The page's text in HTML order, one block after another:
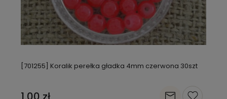
[701255] Koralik perełka gładka 4mm czerwona 30szt